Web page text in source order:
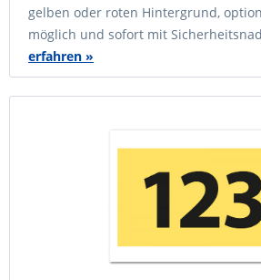
gelben oder roten Hintergrund,
möglich und sofort mit
erfahren »